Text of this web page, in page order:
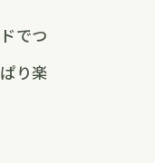
でつ
り楽